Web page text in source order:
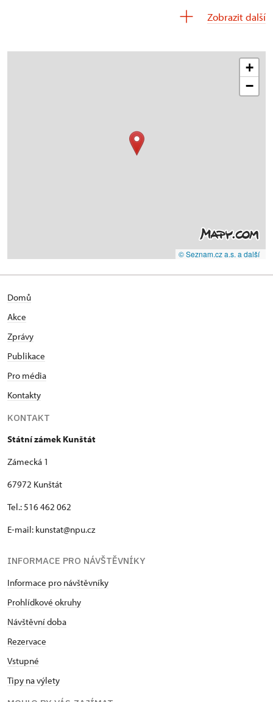
20.30 – 22.15
Zobrazit další
+
−
© Seznam.cz a.s. a další
Domů
Akce
Zprávy
Publikace
Pro média
Kontakty
KONTAKT
Státní zámek Kunštát
Zámecká 1
67972 Kunštát
Tel.: 516 462 062
E-mail: kunstat@npu.cz
INFORMACE PRO NÁVŠTĚVNÍKY
Informace pro návštěvníky
Prohlídkové okruhy
Návštěvní doba
Rezervace
Vstupné
Tipy na výlety